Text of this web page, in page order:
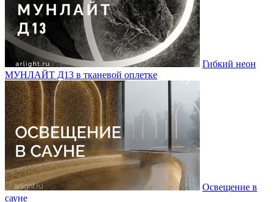
Гибкий неон
МУНЛАЙТ Д13 в тканевой оплетке
Освещение в
сауне